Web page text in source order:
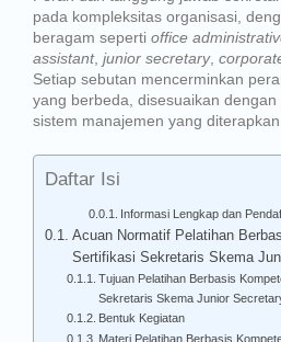
pada kompleksitas organisasi,
beragam seperti office
assistant, junior secretary,
Setiap sebutan mencerminkan
yang berbeda, disesuaikan
sistem manajemen yang
Daftar Isi
Informasi Lengkap dan
Acuan Normatif Pelatihan
Sertifikasi Sekretaris Skema
Tujuan Pelatihan Berbasis
Sekretaris Skema Junior
Bentuk Kegiatan
Materi Pelatihan Berbasis